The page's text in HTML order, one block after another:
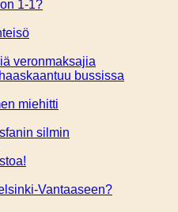
1-1?
veronmaksajia
bussissa
miehitti
silmin
Vantaaseen?